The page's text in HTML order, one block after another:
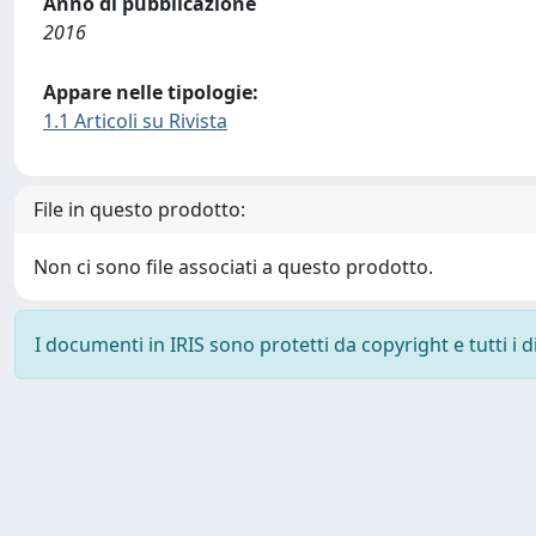
2016
Appare nelle tipologie:
1.1 Articoli su Rivista
File in questo prodotto:
Non ci sono file associati a questo prodotto.
I documenti in IRIS sono protetti da copyright e tutti i